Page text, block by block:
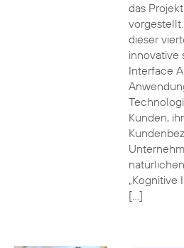
das
dieser
innovative
Interface
Kunden,
[…]